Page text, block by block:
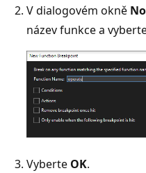
V dialogovém okně
název funkce a
Vyberte OK.